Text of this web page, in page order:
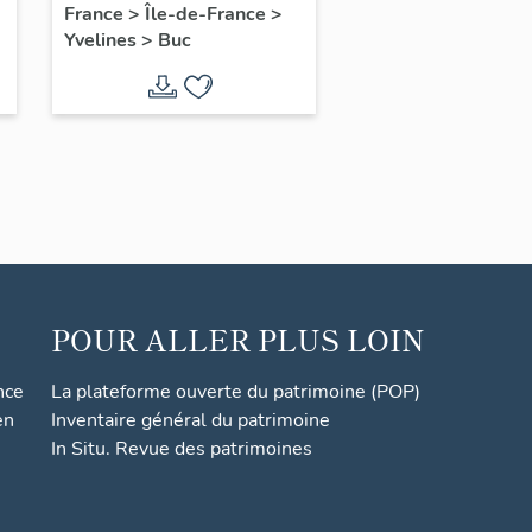
France > Île-de-France >
Yvelines> Buc
POUR ALLER PLUS LOIN
La plateforme ouverte du patrimoine (POP)
Inventaire général du patrimoine
In Situ. Revue des patrimoines